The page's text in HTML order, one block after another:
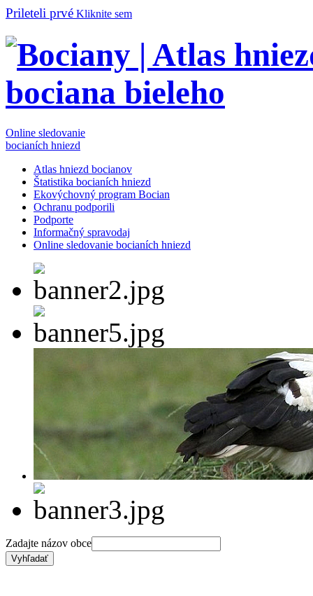
Prileteli prvé Kliknite sem
Online sledovanie
bocianích hniezd
Atlas hniezd bocianov
Štatistika bocianích hniezd
Ekovýchovný program Bocian
Ochranu podporili
Podporte
Informačný spravodaj
Online sledovanie bocianích hniezd
Zadajte názov obce